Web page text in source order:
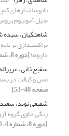
متیل آمونیوم
شاهنگیان، سیده
پراکسیدازی بر
داروها[دوره 8، شماره 1، 1400، صفحه 68-79]
شفیع‌خانی، عزیزاله
مس و کبالت در
صفحه 48-53]
شفیعی نوید، سعید
رنگی حاوی گروه
[دوره 8، شماره 4، 1400، صفحه 49-58]